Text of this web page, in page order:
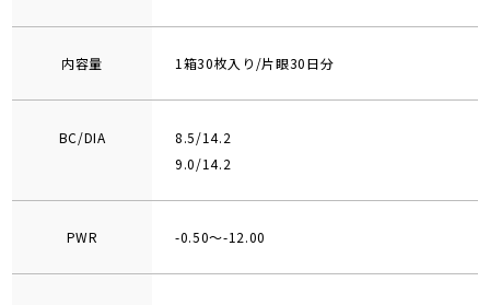
内容量 1箱30枚入り/片眼30日分
BC/DIA
8.5/14.2
9.0/14.2
PWR -0.50～-12.00